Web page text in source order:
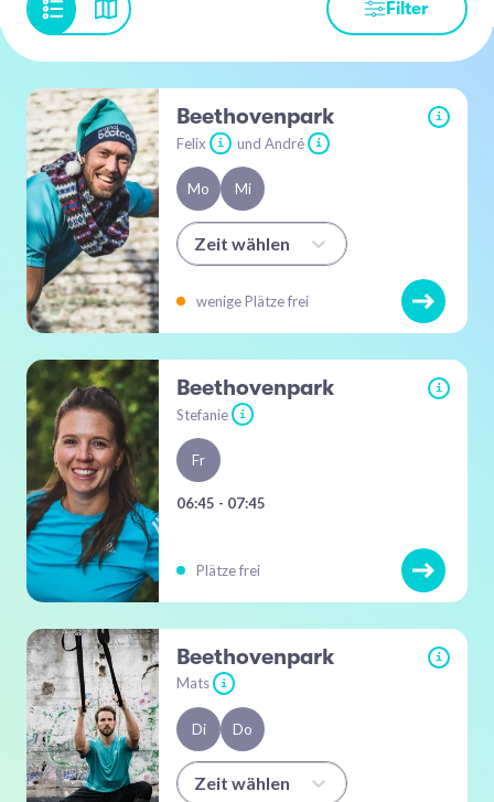
Filter
Beethovenpark i
Felix i und André i
Mo Mi
Zeit wählen
wenige Plätze frei
Beethovenpark i
Stefanie i
Fr
06:45 - 07:45
Plätze frei
Beethovenpark i
Mats i
Di Do
Zeit wählen